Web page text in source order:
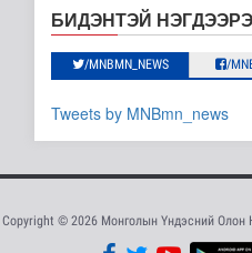
Монгол
шигшээ баг
Cпорт 17
Энэ сарын 15-
эхэлж
Нийгэм
Хэт халууны
20:45 Хөндөх сэдэв: Эмийн
21:15
100% уралдаант, танин
мэдэхүйн нэвтрүүлэг
22:15
23:30
БИДЭНТЭЙ
/MNBMN_NEWS /
Tweets by MNBmn_news
Copyright © 2026 Монголын Үндэсний Олон